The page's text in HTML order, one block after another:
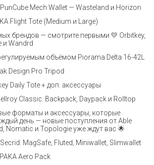
Mech Wallet — Wasteland и Horizon
Flight Tote (Medium и Large)
брендов — смотрите первыми 💛 Orbitkey,
и Wandrd
объёмом Piorama Delta 16-42L
Design Pro Tripod
Daily Tote + доп. аксессуары
Classic: Backpack, Daypack и Rolltop
форматы и аксессуары, которые
день — новые поступления от Able
Nomatic и Topologie уже ждут вас 🌟
MagSafe, Fluted, Miniwallet, Slimwallet
Aero Pack